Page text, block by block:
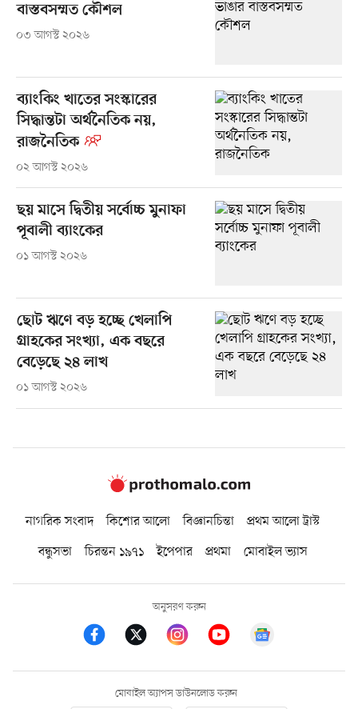
বাস্তবসম্মত কৌশল
০৩ আগস্ট ২০২৬
ব্যাংকিং খাতের সংস্কারের
সিদ্ধান্তটা অর্থনৈতিক নয়,
রাজনৈতিক
০২ আগস্ট ২০২৬
ছয় মাসে দ্বিতীয় সর্বোচ্চ মুনাফা
পূবালী ব্যাংকের
০১ আগস্ট ২০২৬
ছোট ঋণে বড় হচ্ছে খেলাপি
গ্রাহকের সংখ্যা, এক বছরে
বেড়েছে ২৪ লাখ
০১ আগস্ট ২০২৬
নাগরিক সংবাদ কিশোর আলো বিজ্ঞানচিন্তা
প্রথম আলো ট্রাস্ট
বন্ধুসভা
চিরন্তন ১৯৭১ ইপেপার প্রথমা মোবাইল ভ্যাস
অনুসরণ করুন
মোবাইল অ্যাপস ডাউনলোড করুন